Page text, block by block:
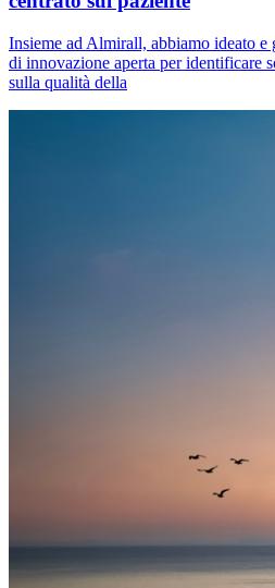
Insieme ad Almirall, abbiamo ideato
di innovazione aperta per identificare
sulla qualità della